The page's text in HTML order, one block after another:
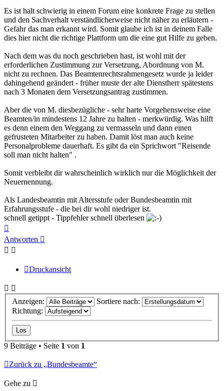
Es ist halt schwierig in einem Forum eine konkrete Frage zu stellen
und den Sachverhalt verständlicherweise nicht näher zu erläutern -
Gefahr das man erkannt wird. Somit glaube ich ist in deinem Falle
dies hier nicht die richtige Plattform um die eine gut Hilfe zu geben.
Nach dem was du noch geschrieben hast, ist wohl mit der
erforderlichen Zustimmung zur Versetzung, Abordnung von M.
nicht zu rechnen. Das Beamtenrechtsrahmengesetz wurde ja leider
dahingehend geändert - früher muste der alte Dienstherr spätestens
nach 3 Monaten dem Versetzungsantrag zustimmen.
Aber die von M. diesbezügliche - sehr harte Vorgehensweise eine
Beamten/in mindestens 12 Jahre zu halten - merkwürdig. Was hilft
es denn einem den Weggang zu vermasseln und dann einen
gefrusteten Mitarbeiter zu haben. Damit löst man auch keine
Personalprobleme dauerhaft. Es gibt da ein Sprichwort "Reisende
soll man nicht halten" .
Somit verbleibt dir wahrscheinlich wirklich nur die Möglichkeit der
Neuernennung.
Als Landesbeamtin mit Altersstufe oder Bundesbeamtin mit
Erfahrungsstufe - die bei dir wohl niedriger ist.
schnell getippt - Tippfehler schnell überlesen
oben
Antworten
Druckansicht
Anzeigen:
Sortiere nach:
Richtung:
9 Beiträge • Seite 1 von 1
Zurück zu „Bundesbeamte“
Gehe zu